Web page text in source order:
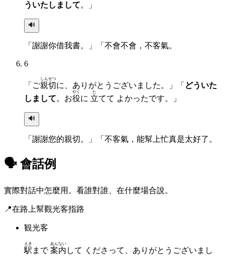
ういたしまして。」
🔊
「謝謝你借我書。」「不會不會，不客氣。
6
「ご親切
しんせつ
に、ありがとうございました。」「 どういた
しまして。お役
やく
に 立
た
てて よかったです。」
🔊
「謝謝您的親切。」「不客氣，能幫上忙真是太好了。
🗣 會話例
實際對話中怎麼用。看誰對誰、在什麼場合說。
📍在路上幫觀光客指路
観光客
駅
えき
まで案内
あんない
して くださって、ありがとうございまし